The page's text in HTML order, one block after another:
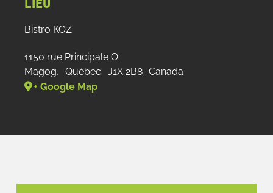
LIEU
Bistro KOZ
1150 rue Principale O
Magog, Québec J1X 2B8 Canada
+ Google Map